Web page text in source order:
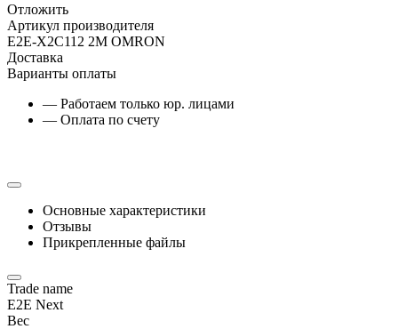
Отложить
Артикул производителя
E2E-X2C112 2M OMRON
Доставка
Варианты оплаты
— Работаем только юр. лицами
— Оплата по счету
Основные характеристики
Отзывы
Прикрепленные файлы
Trade name
E2E Next
Вес